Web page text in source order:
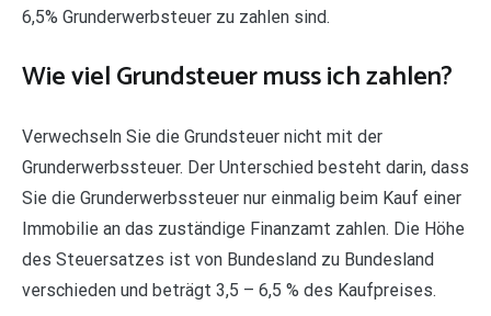
6,5% Grunderwerbsteuer zu zahlen sind.
Wie viel Grundsteuer muss ich zahlen?
Verwechseln Sie die Grundsteuer nicht mit der
Grunderwerbssteuer. Der Unterschied besteht darin, dass
Sie die Grunderwerbssteuer nur einmalig beim Kauf einer
Immobilie an das zuständige Finanzamt zahlen. Die Höhe
des Steuersatzes ist von Bundesland zu Bundesland
verschieden und beträgt 3,5 – 6,5 % des Kaufpreises.